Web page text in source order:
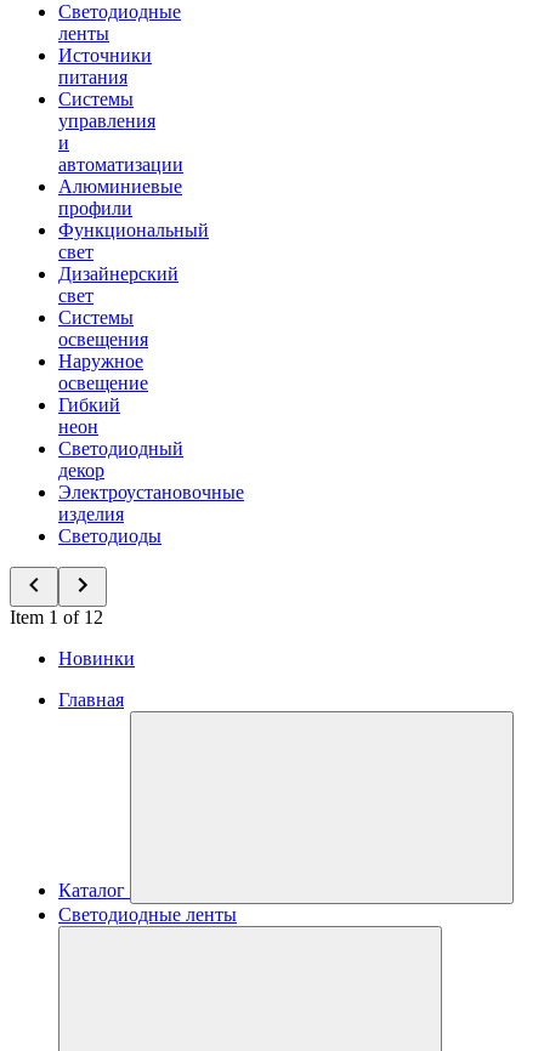
Светодиодные
ленты
Источники
питания
Системы
управления
и
автоматизации
Алюминиевые
профили
Функциональный
свет
Дизайнерский
свет
Системы
освещения
Наружное
освещение
Гибкий
неон
Светодиодный
декор
Электроустановочные
изделия
Светодиоды
Item 1 of 12
Новинки
Главная
Каталог
Светодиодные ленты